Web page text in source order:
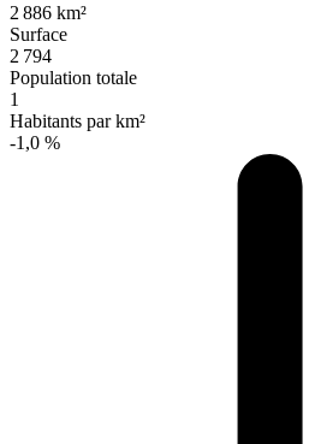
2 886 km²
Surface
2 794
Population totale
1
Habitants par km²
-1,0 %